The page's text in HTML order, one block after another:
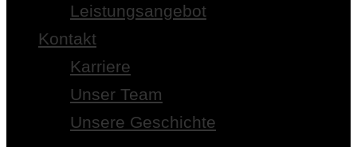
Leistungsangebot
Kontakt
Karriere
Unser Team
Unsere Geschichte